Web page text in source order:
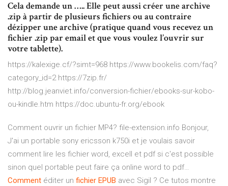
Cela demande un ….. Elle peut aussi créer une archive
.zip à partir de plusieurs fichiers ou au contraire
dézipper une archive (pratique quand vous recevez un
fichier .zip par email et que vous voulez l’ouvrir sur
votre tablette).
https://kalexige.cf/?simt=968 https://www.bookelis.com/faq?
category_id=2 https://7zip.fr/
http://blog.jeanviet.info/conversion-fichier/ebooks-sur-kobo-
ou-kindle.htm https://doc.ubuntu-fr.org/ebook
Comment ouvrir un fichier MP4? file-extension.info Bonjour,
J'ai un portable sony ericsson k750i et je voulais savoir
comment lire les fichier word, excell et pdf si c'est possible
sinon quel portable peut faire ça online word to pdf…
Comment éditer un fichier EPUB avec Sigil ? Ce tutos montre